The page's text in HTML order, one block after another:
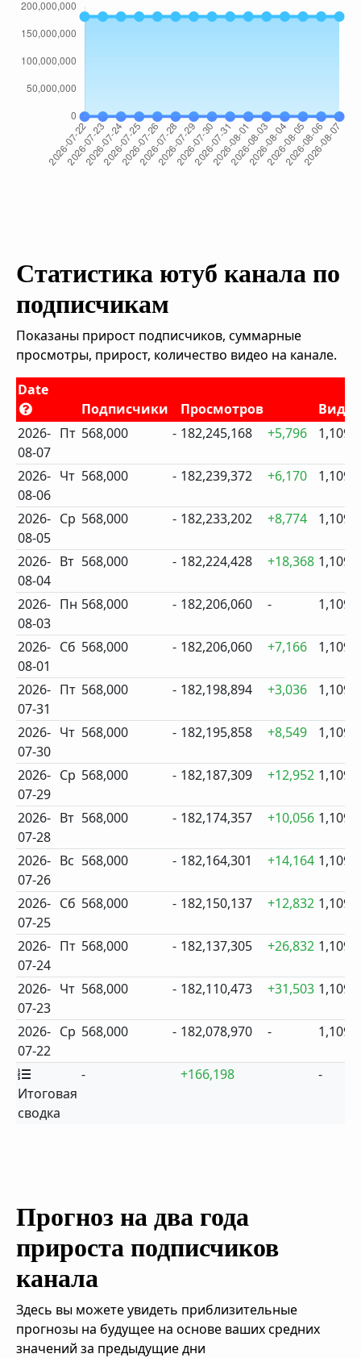
Статистика ютуб канала по
подписчикам
Показаны прирост подписчиков, суммарные
просмотры, прирост, количество видео на канале.
Date
Подписчики
Просмотров
Видео
2026-
08-07
Пт 568,000 - 182,245,168 +5,796 1,109
2026-
08-06
Чт 568,000 - 182,239,372 +6,170 1,109
2026-
08-05
Ср 568,000 - 182,233,202 +8,774 1,109
2026-
08-04
Вт 568,000 - 182,224,428 +18,368 1,109
2026-
08-03
Пн 568,000 - 182,206,060 - 1,109
2026-
08-01
Сб 568,000 - 182,206,060 +7,166 1,109
2026-
07-31
Пт 568,000 - 182,198,894 +3,036 1,109
2026-
07-30
Чт 568,000 - 182,195,858 +8,549 1,109
2026-
07-29
Ср 568,000 - 182,187,309 +12,952 1,109
2026-
07-28
Вт 568,000 - 182,174,357 +10,056 1,109
2026-
07-26
Вс 568,000 - 182,164,301 +14,164 1,109
2026-
07-25
Сб 568,000 - 182,150,137 +12,832 1,109
2026-
07-24
Пт 568,000 - 182,137,305 +26,832 1,109
2026-
07-23
Чт 568,000 - 182,110,473 +31,503 1,109
2026-
07-22
Ср 568,000 - 182,078,970 - 1,109
Итоговая
сводка
- +166,198 -
Прогноз на два года
прироста подписчиков
канала
Здесь вы можете увидеть приблизительные
прогнозы на будущее на основе ваших средних
значений за предыдущие дни